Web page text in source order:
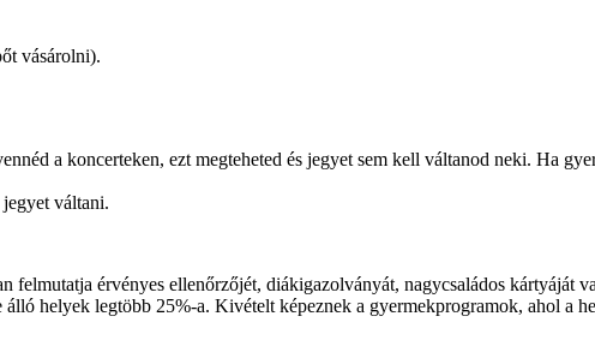
vásárolni).
a koncerteken, ezt megteheted és jegyet sem kell váltanod neki. Ha
váltani.
felmutatja érvényes ellenőrzőjét, diákigazolványát, nagycsaládos kártyáját
helyek legtöbb 25%-a. Kivételt képeznek a gyermekprogramok, ahol a